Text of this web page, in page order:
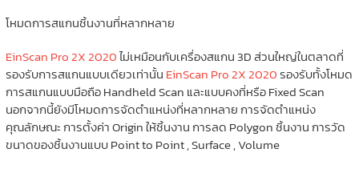
โหมดการสแกนชิ้นงานที่หลากหลาย
EinScan Pro 2X 2020ไม่เหมือนกับเครื่องสแกน 3D ส่วนใหญ่ในตลาดที่
รองรับการสแกนแบบเดียวเท่านั้น EinScan Pro 2X 2020รองรับทั้งโหมด
การสแกนแบบมือถือ Handheld Scan และแบบคงที่หรือ Fixed Scan
นอกจากนี้ยังมีโหมดการจัดตำแหน่งที่หลากหลาย การจัดตำแหน่ง
คุณลักษณะ การตั้งค่า Origin ให้ชิ้นงาน การลด Polygon ชิ้นงาน การวัด
ขนาดของชิ้นงานแบบ Point to Point , Surface , Volume